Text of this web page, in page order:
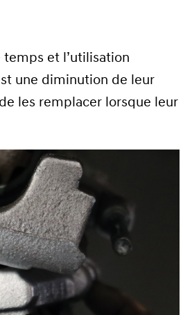
temps et l’utilisation
une diminution de leur
les remplacer lorsque leur